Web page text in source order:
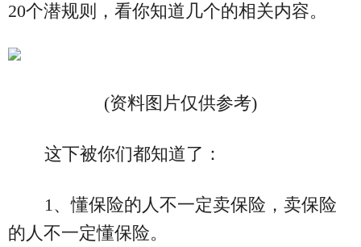
20个潜规则，看你知道几个的相关内容。
(资料图片仅供参考)
这下被你们都知道了：
1、懂保险的人不一定卖保险，卖保险
的人不一定懂保险。